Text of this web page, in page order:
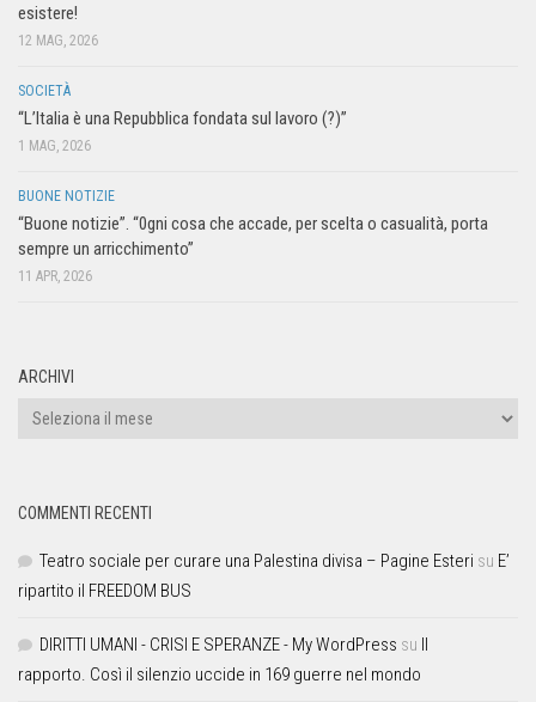
esistere!
12 MAG, 2026
SOCIETÀ
“L’Italia è una Repubblica fondata sul lavoro (?)”
1 MAG, 2026
BUONE NOTIZIE
“Buone notizie”. “0gni cosa che accade, per scelta o casualità, porta
sempre un arricchimento”
11 APR, 2026
ARCHIVI
COMMENTI RECENTI
Teatro sociale per curare una Palestina divisa – Pagine Esteri su E’
ripartito il FREEDOM BUS
DIRITTI UMANI - CRISI E SPERANZE - My WordPress su Il
rapporto. Così il silenzio uccide in 169 guerre nel mondo